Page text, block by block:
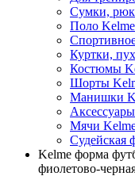
Сумки,
Поло Kelme
Куртки,
Костюмы
Шорты
Манишки
Мячи
Судейская
Kelme форма
фиолетово-